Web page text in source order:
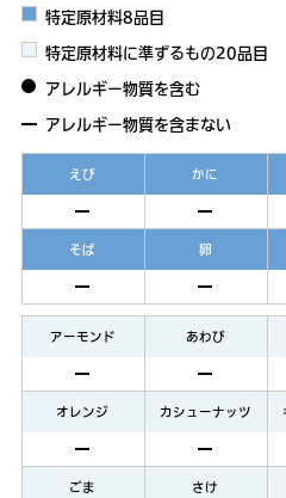
特定原材料8品目
特定原材料に準ずるもの20品目
アレルギー物質を含む
アレルギー物質を含まない
えび かに
そば 卵
アーモンド あわび
オレンジ カシューナッツ
ごま さけ